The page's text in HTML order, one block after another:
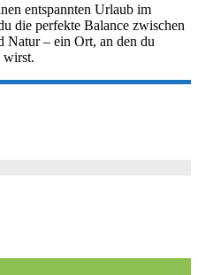
entspannten Urlaub im
die perfekte Balance zwischen
– ein Ort, an den du
wirst.